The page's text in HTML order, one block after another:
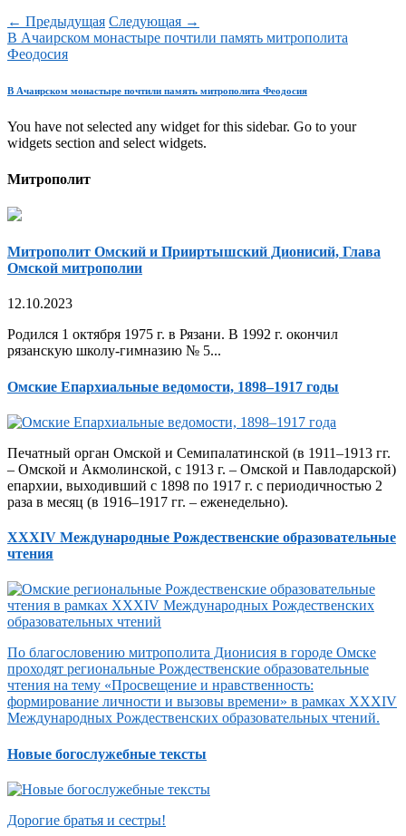
← Предыдущая Следующая →
В Ачаирском монастыре почтили память митрополита
Феодосия
В Ачаирском монастыре почтили память митрополита Феодосия
You have not selected any widget for this sidebar. Go to your
widgets section and select widgets.
Митрополит
Митрополит Омский и Прииртышский Дионисий, Глава
Омской митрополии
12.10.2023
Родился 1 октября 1975 г. в Рязани. В 1992 г. окончил
рязанскую школу-гимназию № 5...
Омские Епархиальные ведомости, 1898–1917 годы
Печатный орган Омской и Семипалатинской (в 1911–1913 гг.
– Омской и Акмолинской, с 1913 г. – Омской и Павлодарской)
епархии, выходивший с 1898 по 1917 г. с периодичностью 2
раза в месяц (в 1916–1917 гг. – еженедельно).
XXXIV Международные Рождественские образовательные
чтения
По благословению митрополита Дионисия в городе Омске
проходят региональные Рождественские образовательные
чтения на тему «Просвещение и нравственность:
формирование личности и вызовы времени» в рамках XXXIV
Международных Рождественских образовательных чтений.
Новые богослужебные тексты
Дорогие братья и сестры!